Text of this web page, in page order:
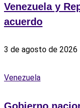
Venezuela y
acuerdo
3 de agosto de 2026
Venezuela